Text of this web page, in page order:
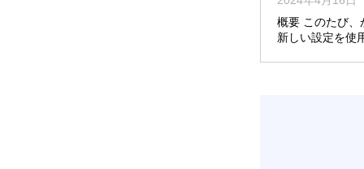
概要 このたび、
新しい設定を使